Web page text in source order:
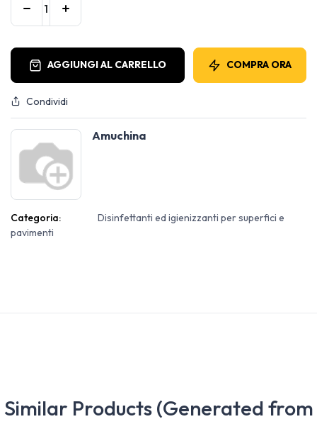
AGGIUNGI AL CARRELLO COMPRA ORA
Condividi
Amuchina
Categoria:
Disinfettanti ed igienizzanti per superfici e
pavimenti
Similar Products (Generated from